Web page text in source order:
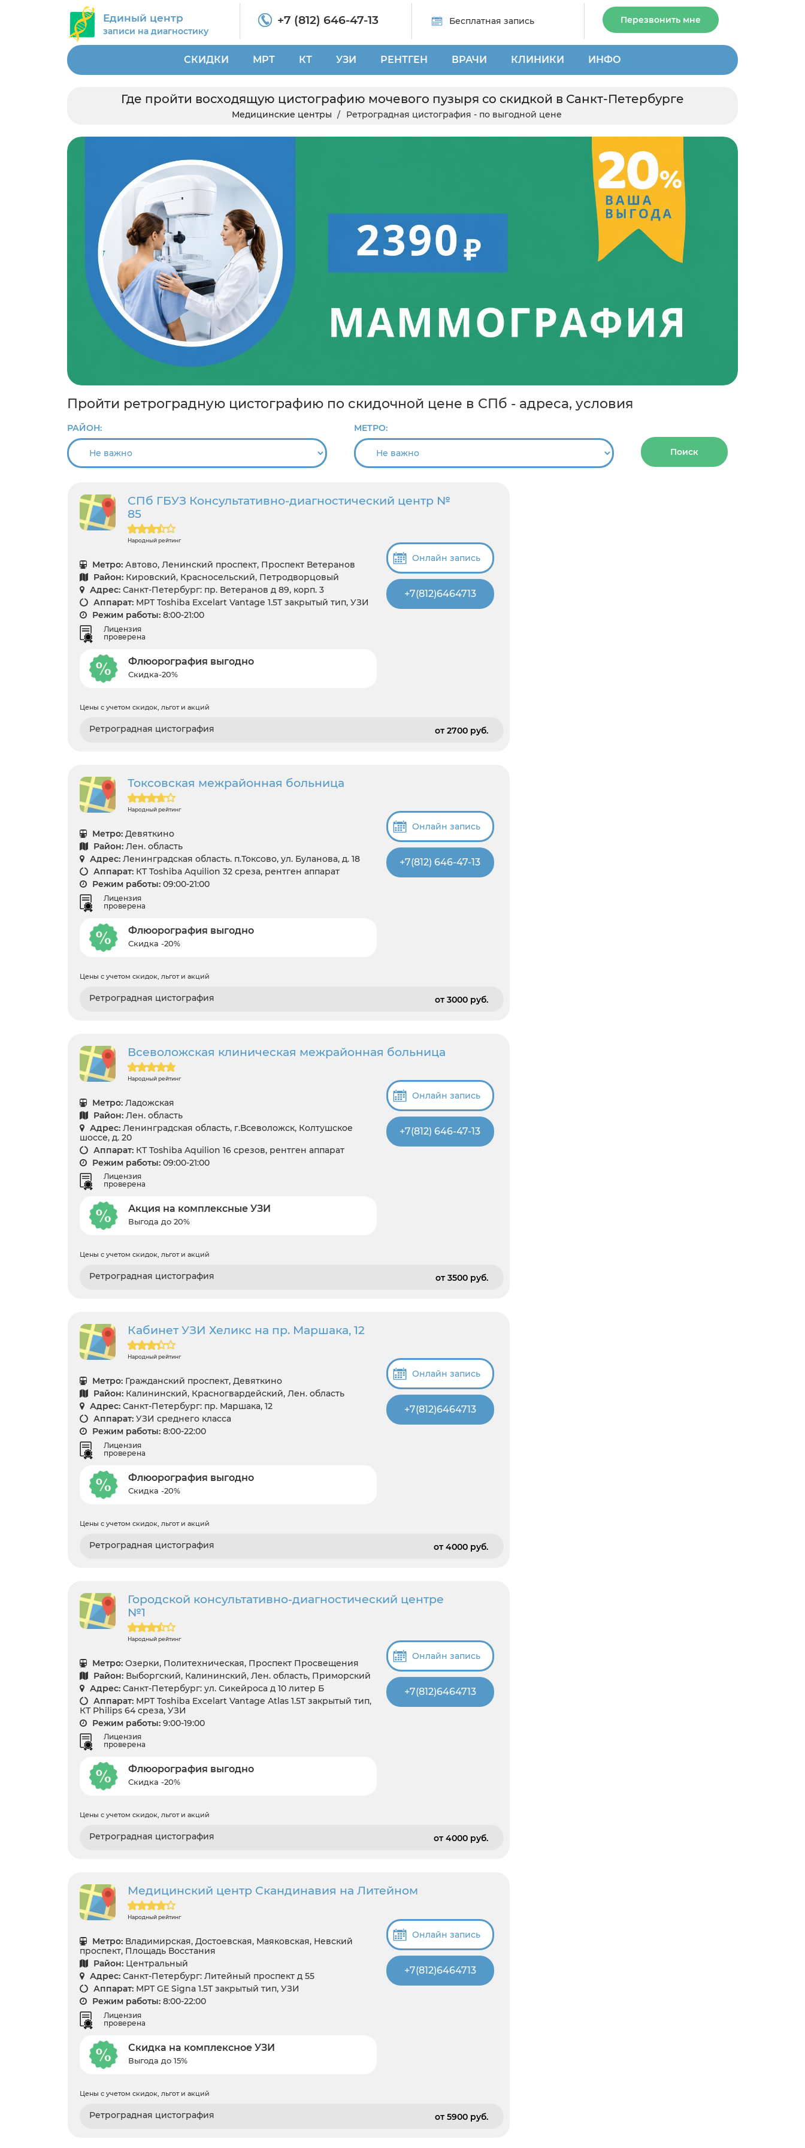
Единый центр
записи на диагностику
+7 (812) 646-47-13 Бесплатная запись Перезвонить мне
СКИДКИ МРТ КТ УЗИ РЕНТГЕН ВРАЧИ КЛИНИКИ ИНФО
Где пройти восходящую цистографию мочевого пузыря со скидкой в Санкт-Петербурге
Медицинские центры Ретроградная цистография - по выгодной цене
Пройти ретроградную цистографию по скидочной цене в СПб - адреса, условия
РАЙОН: МЕТРО:
Поиск
СПб ГБУЗ Консультативно-диагностический центр №
85
Народный рейтинг
Метро: Автово, Ленинский проспект, Проспект Ветеранов
Район: Кировский, Красносельский, Петродворцовый
Адрес: Санкт-Петербург: пр. Ветеранов д 89, корп. 3
Аппарат: МРТ Toshiba Excelart Vantage 1.5T закрытый тип, УЗИ
Режим работы: 8:00-21:00
Лицензия
проверена
Флюорография выгодно
Скидка-20%
Онлайн запись
+7(812)6464713
Цены с учетом скидок, льгот и акций
Ретроградная цистография от 2700 pуб.
Токсовская межрайонная больница
Народный рейтинг
Метро: Девяткино
Район: Лен. область
Адрес: Ленинградская область. п.Токсово, ул. Буланова, д. 18
Аппарат: КТ Toshiba Aquilion 32 среза, рентген аппарат
Режим работы: 09:00-21:00
Лицензия
проверена
Флюорография выгодно
Скидка -20%
Онлайн запись
+7(812) 646-47-13
Цены с учетом скидок, льгот и акций
Ретроградная цистография от 3000 pуб.
Всеволожская клиническая межрайонная больница
Народный рейтинг
Метро: Ладожская
Район: Лен. область
Адрес: Ленинградская область, г.Всеволожск, Колтушское
шоссе, д. 20
Аппарат: КТ Toshiba Aquilion 16 срезов, рентген аппарат
Режим работы: 09:00-21:00
Лицензия
проверена
Акция на комплексные УЗИ
Выгода до 20%
Онлайн запись
+7(812) 646-47-13
Цены с учетом скидок, льгот и акций
Ретроградная цистография от 3500 pуб.
Кабинет УЗИ Хеликс на пр. Маршака, 12
Народный рейтинг
Метро: Гражданский проспект, Девяткино
Район: Калининский, Красногвардейский, Лен. область
Адрес: Санкт-Петербург: пр. Маршака, 12
Аппарат: УЗИ среднего класса
Режим работы: 8:00-22:00
Лицензия
проверена
Флюорография выгодно
Скидка -20%
Онлайн запись
+7(812)6464713
Цены с учетом скидок, льгот и акций
Ретроградная цистография от 4000 pуб.
Городской консультативно-диагностический центре
№1
Народный рейтинг
Метро: Озерки, Политехническая, Проспект Просвещения
Район: Выборгский, Калининский, Лен. область, Приморский
Адрес: Санкт-Петербург: ул. Сикейроса д 10 литер Б
Аппарат: МРТ Toshiba Excelart Vantage Atlas 1.5T закрытый тип,
КТ Philips 64 среза, УЗИ
Режим работы: 9:00-19:00
Лицензия
проверена
Флюорография выгодно
Скидка -20%
Онлайн запись
+7(812)6464713
Цены с учетом скидок, льгот и акций
Ретроградная цистография от 4000 pуб.
Медицинский центр Скандинавия на Литейном
Народный рейтинг
Метро: Владимирская, Достоевская, Маяковская, Невский
проспект, Площадь Восстания
Район: Центральный
Адрес: Санкт-Петербург: Литейный проспект д 55
Аппарат: МРТ GЕ Signa 1.5Т закрытый тип, УЗИ
Режим работы: 8:00-22:00
Лицензия
проверена
Скидка на комплексное УЗИ
Выгода до 15%
Онлайн запись
+7(812)6464713
Цены с учетом скидок, льгот и акций
Ретроградная цистография от 5900 pуб.